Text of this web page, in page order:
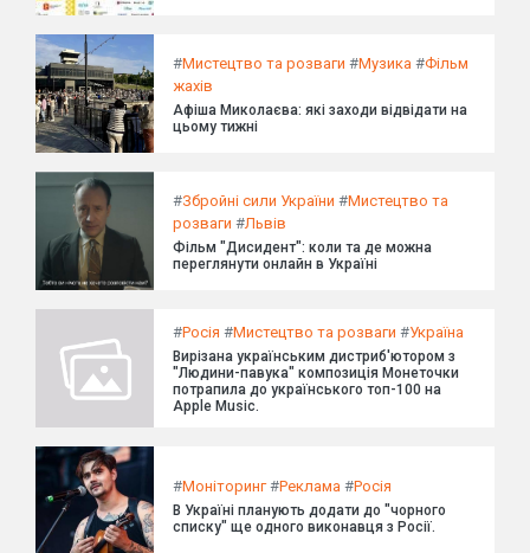
#Мистецтво та розваги #Музика #Фільм
жахів
Афіша Миколаєва: які заходи відвідати на
цьому тижні
#Збройні сили України #Мистецтво та
розваги #Львів
Фільм "Дисидент": коли та де можна
переглянути онлайн в Україні
#Росія #Мистецтво та розваги #Україна
Вирізана українським дистриб'ютором з
"Людини-павука" композиція Монеточки
потрапила до українського топ-100 на
Apple Music.
#Моніторинг#Реклама #Росія
В Україні планують додати до "чорного
списку" ще одного виконавця з Росії.